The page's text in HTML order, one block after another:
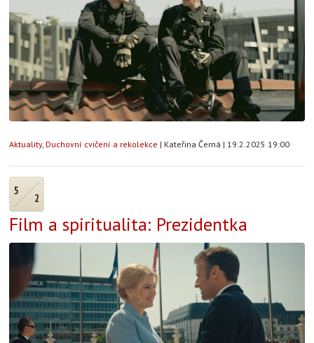
Aktuality, Duchovní cvičení a rekolekce | Kateřina Černá | 19.2.2025 19:00
5
2
Film a spiritualita: Prezidentka